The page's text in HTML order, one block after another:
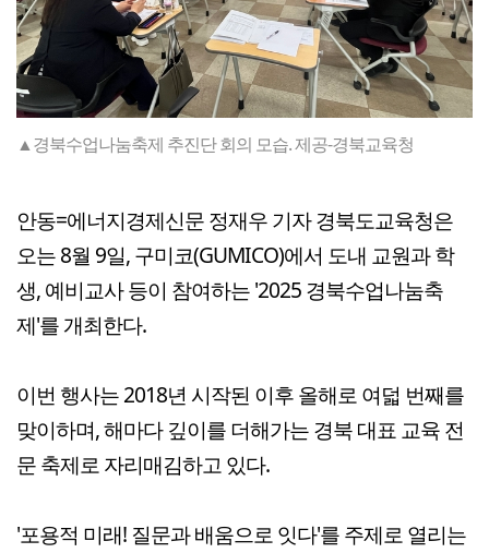
▲경북수업나눔축제 추진단 회의 모습. 제공-경북교육청
안동=에너지경제신문 정재우 기자 경북도교육청은
오는 8월 9일, 구미코(GUMICO)에서 도내 교원과 학
생, 예비교사 등이 참여하는 '2025 경북수업나눔축
제'를 개최한다.
이번 행사는 2018년 시작된 이후 올해로 여덟 번째를
맞이하며, 해마다 깊이를 더해가는 경북 대표 교육 전
문 축제로 자리매김하고 있다.
'포용적 미래! 질문과 배움으로 잇다'를 주제로 열리는